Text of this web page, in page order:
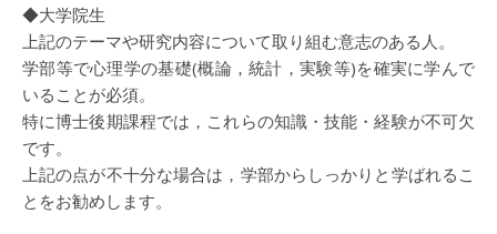
◆大学院生
上記のテーマや研究内容について取り組む意志のある人。
学部等で心理学の基礎(概論，統計，実験等)を確実に学んで
いることが必須。
特に博士後期課程では，これらの知識・技能・経験が不可欠
です。
上記の点が不十分な場合は，学部からしっかりと学ばれるこ
とをお勧めします。